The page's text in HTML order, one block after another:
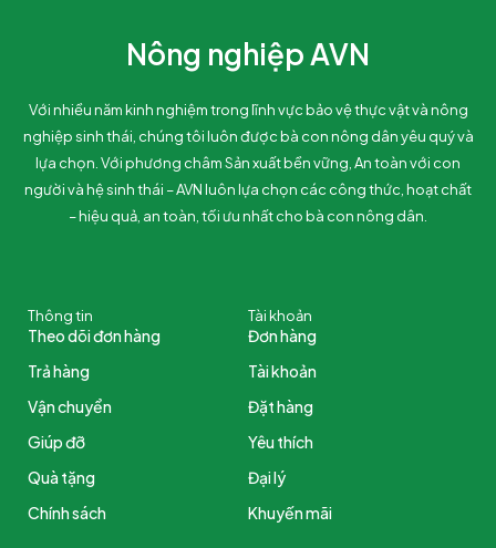
Nông nghiệp AVN
Với nhiều năm kinh nghiệm trong lĩnh vực bảo vệ thực vật và nông
nghiệp sinh thái, chúng tôi luôn được bà con nông dân yêu quý và
lựa chọn. Với phương châm Sản xuất bền vững, An toàn với con
người và hệ sinh thái – AVN luôn lựa chọn các công thức, hoạt chất
– hiệu quả, an toàn, tối ưu nhất cho bà con nông dân.
Thông tin
Theo dõi đơn hàng
Trả hàng
Vận chuyển
Giúp đỡ
Quà tặng
Chính sách
Tài khoản
Đơn hàng
Tài khoản
Đặt hàng
Yêu thích
Đại lý
Khuyến mãi